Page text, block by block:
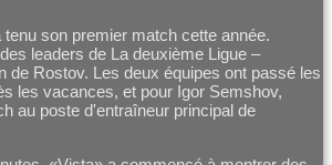
son premier match cette année.
leaders de La deuxième Ligue –
de Rostov. Les deux équipes ont passé les
les vacances, et pour Igor Semshov,
au poste d'entraîneur principal de